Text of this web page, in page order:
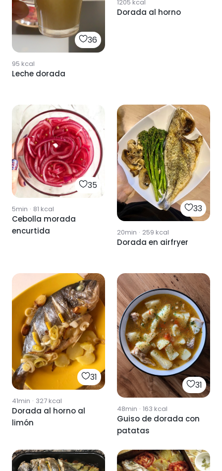
36
95 kcal
Leche dorada
1205 kcal
Dorada al horno
35
5min · 81 kcal
Cebolla morada
encurtida
33
20min · 259 kcal
Dorada en airfryer
31
41min · 327kcal
Dorada al horno al
limón
31
48min · 163 kcal
Guiso de dorada con
patatas